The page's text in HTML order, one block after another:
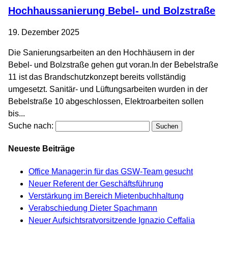
Hochhaussanierung Bebel- und Bolzstraße
19. Dezember 2025
Die Sanierungsarbeiten an den Hochhäusern in der
Bebel- und Bolzstraße gehen gut voran.In der Bebelstraße
11 ist das Brandschutzkonzept bereits vollständig
umgesetzt. Sanitär- und Lüftungsarbeiten wurden in der
Bebelstraße 10 abgeschlossen, Elektroarbeiten sollen
bis...
Suche nach:
Neueste Beiträge
Office Manager:in für das GSW-Team gesucht
Neuer Referent der Geschäftsführung
Verstärkung im Bereich Mietenbuchhaltung
Verabschiedung Dieter Spachmann
Neuer Aufsichtsratvorsitzende Ignazio Ceffalia